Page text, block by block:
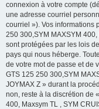
connexion à votre compte
une adresse courriel
courriel »). Vos informations
250 300,SYM MAXSYM
sont protégées par les lois
pays qui nous héberge.
de votre mot de passe et de
GTS 125 250 300,SYM
JOYMAX Z » durant la
non, reste à la discrétion de
400, Maxsym TL , SYM